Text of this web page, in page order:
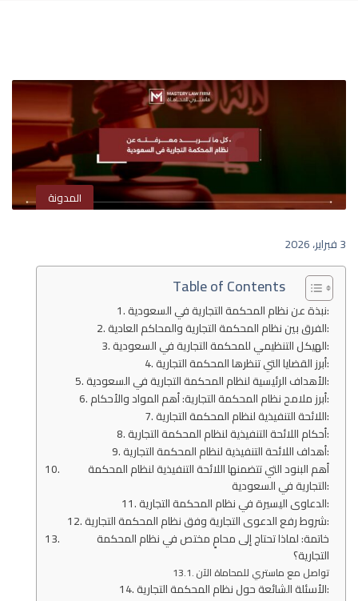
المدونة
3 فبراير، 2026
Table of Contents
نبذة عن نظام المحكمة التجارية في السعودية:
الفرق بين نظام المحكمة التجارية والمحاكم العادية:
الهيكل التنظيمي للمحكمة التجارية في السعودية:
أبرز القضايا التي تنظرها المحكمة التجارية:
الأهداف الرئيسية لنظام المحكمة التجارية في السعودية:
أبرز ملامح نظام المحكمة التجارية: أهم المواد والأحكام:
اللائحة التنفيذية لنظام المحكمة التجارية:
أحكام اللائحة التنفيذية لنظام المحكمة التجارية:
أهداف اللائحة التنفيذية لنظام المحكمة التجارية:
أهم البنود التي تتضمنها اللائحة التنفيذية لنظام المحكمة
التجارية في السعودية:
الدعاوى اليسيرة في نظام المحكمة التجارية:
شروط رفع الدعوى التجارية وفق نظام المحكمة التجارية:
خاتمة: لماذا تحتاج إلى محامٍ مختص في نظام المحكمة
التجارية؟
تواصل مع ماستري للمحاماة الآن
الأسئلة الشائعة حول نظام المحكمة التجارية: